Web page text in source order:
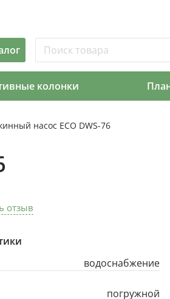
колонки
насос ECO DWS-76
отзыв
водоснабжение
погружной